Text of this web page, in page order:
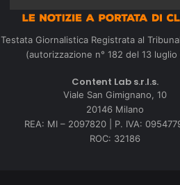
Testata Giornalistica Registrata al
(autorizzazione n° 182 del 13 luglio
Content Lab s.r.l.s.
Viale San Gimignano, 10
20146 Milano
REA: MI – 2097820 | P. IVA:
ROC: 32186